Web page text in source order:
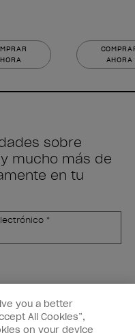
AHORA
sobre
mucho más de
en tu
*
you a better
All Cookies”,
on your device